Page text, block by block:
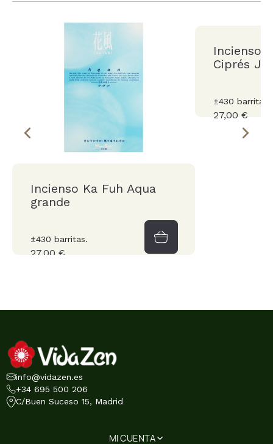
Incienso Ka Fuh Aqua
grande
±430 barritas.
27,00 €
Incienso
Ciprés
±430 barritas.
27,00 €
info@vidazen.es
+34 695 500 206
C/Buen Suceso 15, Madrid
MI CUENTA